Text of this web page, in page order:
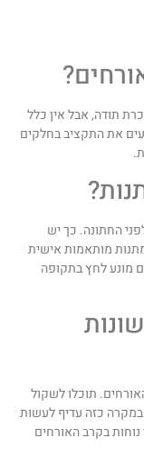
תודה, אבל אין כלל
את התקציב בחלקים
החתונה. כך יש
מותאמות אישית
לחץ בתקופה
תוכלו לשקול
כזה עדיף לעשות
בקרב האורחים